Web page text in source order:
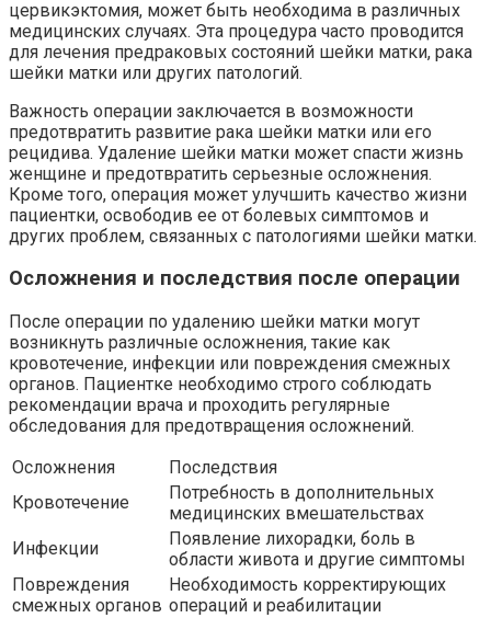
цервикэктомия, может быть необходима в различных
медицинских случаях. Эта процедура часто проводится
для лечения предраковых состояний шейки матки, рака
шейки матки или других патологий.
Важность операции заключается в возможности
предотвратить развитие рака шейки матки или его
рецидива. Удаление шейки матки может спасти жизнь
женщине и предотвратить серьезные осложнения.
Кроме того, операция может улучшить качество жизни
пациентки, освободив ее от болевых симптомов и
других проблем, связанных с патологиями шейки матки.
Осложнения и последствия после операции
После операции по удалению шейки матки могут
возникнуть различные осложнения, такие как
кровотечение, инфекции или повреждения смежных
органов. Пациентке необходимо строго соблюдать
рекомендации врача и проходить регулярные
обследования для предотвращения осложнений.
Осложнения
Последствия
Кровотечение
Потребность в дополнительных
медицинских вмешательствах
Инфекции
Появление лихорадки, боль в
области живота и другие симптомы
Повреждения
смежных органов
Необходимость корректирующих
операций и реабилитации